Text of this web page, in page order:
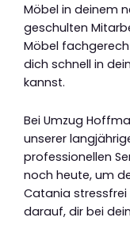
Möbel in deinem
geschulten
Möbel
dich schnell in
kannst.
Bei Umzug
unserer
professionellen
noch heute, um
Catania stressfrei
darauf, dir bei